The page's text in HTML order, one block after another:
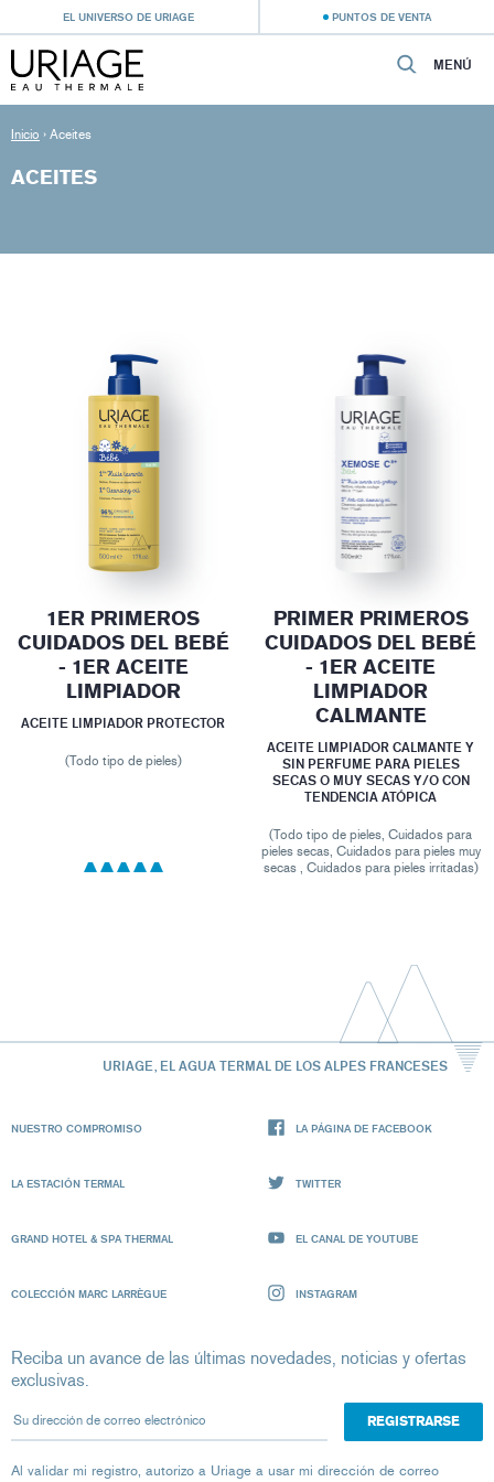
EL UNIVERSO DE URIAGE PUNTOS DE VENTA
MENÚ
Inicio › Aceites
ACEITES
1ER PRIMEROS
CUIDADOS DEL BEBÉ
- 1ER ACEITE
LIMPIADOR
ACEITE LIMPIADOR PROTECTOR
(Todo tipo de pieles)
PRIMER PRIMEROS
CUIDADOS DEL BEBÉ
- 1ER ACEITE
LIMPIADOR
CALMANTE
ACEITE LIMPIADOR CALMANTE Y
SIN PERFUME PARA PIELES
SECAS O MUY SECAS Y/O CON
TENDENCIA ATÓPICA
(Todo tipo de pieles, Cuidados para
pieles secas, Cuidados para pieles muy
secas , Cuidados para pieles irritadas)
URIAGE, EL AGUA TERMAL DE LOS ALPES FRANCESES
NUESTRO COMPROMISO
LA ESTACIÓN TERMAL
GRAND HOTEL & SPA THERMAL
COLECCIÓN MARC LARRÈGUE
LA PÁGINA DE FACEBOOK
TWITTER
EL CANAL DE YOUTUBE
INSTAGRAM
Reciba un avance de las últimas novedades, noticias y ofertas
exclusivas.
Su dirección de correo electrónico
Al validar mi registro, autorizo ​​a Uriage a usar mi dirección de correo